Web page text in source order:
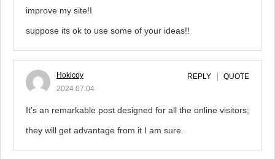
improve my site!I
suppose its ok to use some of your ideas!!
Hokicoy
2024.07.04
REPLY QUOTE
It’s an remarkable post designed for all the online visitors;
they will get advantage from it I am sure.